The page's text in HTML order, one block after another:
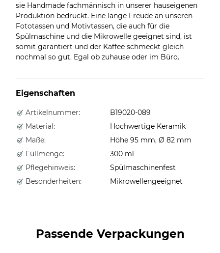
sie Handmade fachmännisch in unserer hauseigenen
Produktion bedruckt. Eine lange Freude an unseren
Fototassen und Motivtassen, die auch für die
Spülmaschine und die Mikrowelle geeignet sind, ist
somit garantiert und der Kaffee schmeckt gleich
nochmal so gut. Egal ob zuhause oder im Büro.
Eigenschaften
Artikelnummer:
B19020-089
Material:
Hochwertige Keramik
Maße:
Höhe 95 mm, Ø 82 mm
Füllmenge:
300 ml
Pflegehinweis:
Spülmaschinenfest
Besonderheiten:
Mikrowellengeeignet
Passende Verpackungen